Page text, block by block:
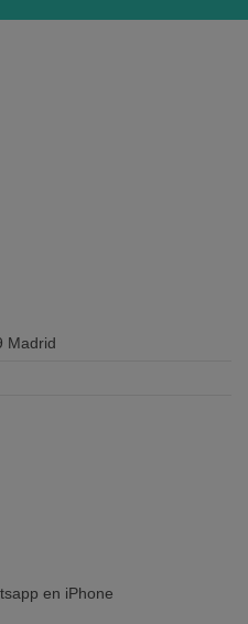
Madrid
en iPhone